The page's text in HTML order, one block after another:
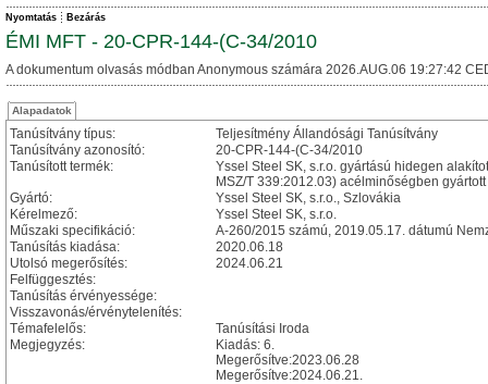
Nyomtatás Bezárás
ÉMI MFT - 20-CPR-144-(C-34/2010
A dokumentum olvasás módban Anonymous számára 2026.AUG.06 19:27:42
Alapadatok
Tanúsítvány típus:
Teljesítmény Állandósági Tanúsítvány
Tanúsítvány azonosító:
20-CPR-144-(C-34/2010
Tanúsított termék:
Yssel Steel SK, s.r.o. gyártású hidegen
MSZ/T 339:2012.03) acélminőségben
Gyártó:
Yssel Steel SK, s.r.o., Szlovákia
Kérelmező:
Yssel Steel SK, s.r.o.
Műszaki specifikáció:
A-260/2015 számú, 2019.05.17. dátumú
Tanúsítás kiadása:
2020.06.18
Utolsó megerősítés:
2024.06.21
Felfüggesztés:
Tanúsítás érvényessége:
Visszavonás/érvénytelenítés:
Témafelelős:
Tanúsítási Iroda
Megjegyzés:
Kiadás: 6.
Megerősítve:2023.06.28
Megerősítve:2024.06.21.